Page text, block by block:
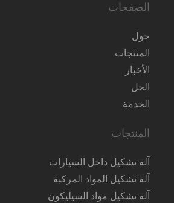
الصفحات
حول
المنتجات
الأخبار
الحل
الخدمة
المنتجات
آلة تشكيل داخل السيارات
آلة تشكيل المواد المركبة
آلة تشكيل مواد السيليكون